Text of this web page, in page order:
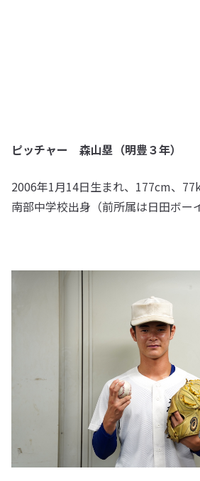
ピッチャー 森山塁（明豊３年）
2006年1月14日生まれ、177cm、
南部中学校出身（前所属は日田ボー